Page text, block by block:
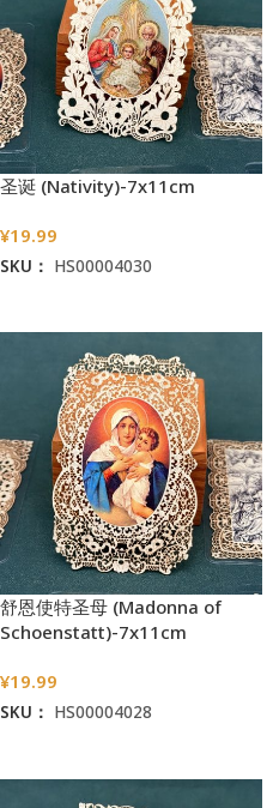
圣诞 (Nativity)-7x11cm
¥19.99
SKU： HS00004030
舒恩使特圣母 (Madonna of
Schoenstatt)-7x11cm
¥19.99
SKU： HS00004028